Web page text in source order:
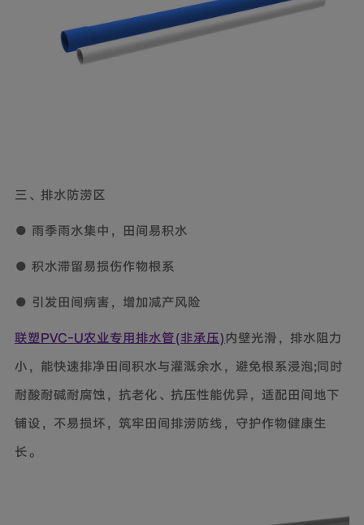
三、排水防涝区
● 雨季雨水集中，田间易积水
● 积水滞留易损伤作物根系
● 引发田间病害，增加减产风险
联塑PVC-U农业专用排水管(非承压)内壁光滑，排水阻力
小，能快速排净田间积水与灌溉余水，避免根系浸泡;同时
耐酸耐碱耐腐蚀，抗老化、抗压性能优异，适配田间地下
铺设，不易损坏，筑牢田间排涝防线，守护作物健康生
长。